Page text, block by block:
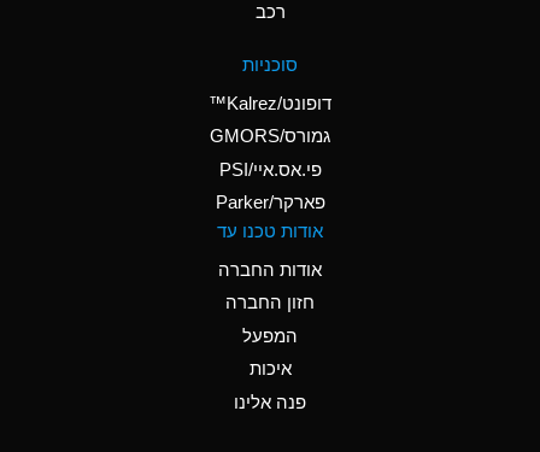
Ammonium Persulfate
Ammonium Phosphate
A
Ammonium Sulfate
A
Amyl Acetate (Banana
רכב
סוכניות
דופונט/Kalrez™
גמורס/GMORS
פי.אס.איי/PSI
פארקר/Parker
אודות טכנו עד
אודות החברה
חזון החברה
המפעל
איכות
פנה אלינו